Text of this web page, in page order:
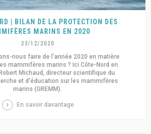
| BILAN DE LA PROTECTION DES
MARINS EN 2020
23/12/2020
nous faire de l'année 2020 en matière
mammifères marins ? Ici Côte-Nord en
Michaud, directeur scientifique du
et d'éducation sur les mammifères
marins (GREMM).
En savoir davantage